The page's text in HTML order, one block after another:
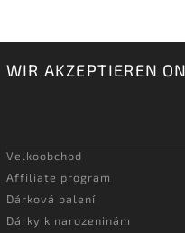
WIR AKZEPTIEREN
Velkoobchod
Affiliate program
Dárková balení
Dárky k narozeninám